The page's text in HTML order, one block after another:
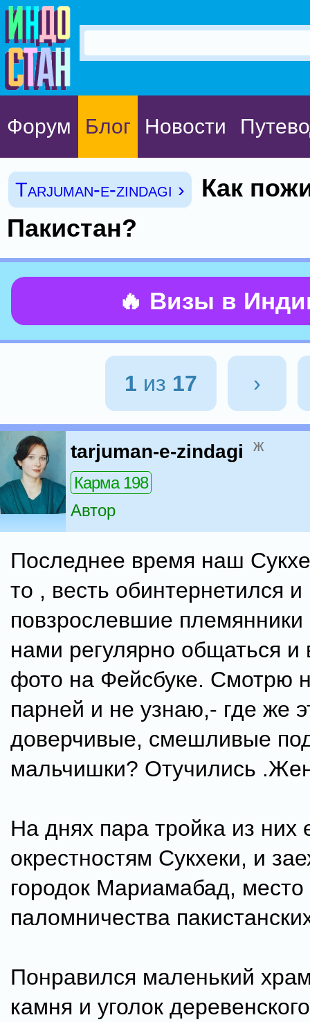
Форум Блог Новости
Tarjuman-e-zindagi ›
Как
Пакистан?
🔥 Визы в
1 из 17 ›
tarjuman-e-zindagi ж
Карма 198
Автор
Последнее время наш
то , весть обинтернетился и
повзрослевшие
нами регулярно общаться и
фото на Фейсбуке. Смотрю
парней и не узнаю,- где же
доверчивые, смешливые
мальчишки? Отучились
На днях пара тройка из них
окрестностям Сукхеки, и
городок Мариамабад, место
паломничества
Понравился маленький
камня и уголок